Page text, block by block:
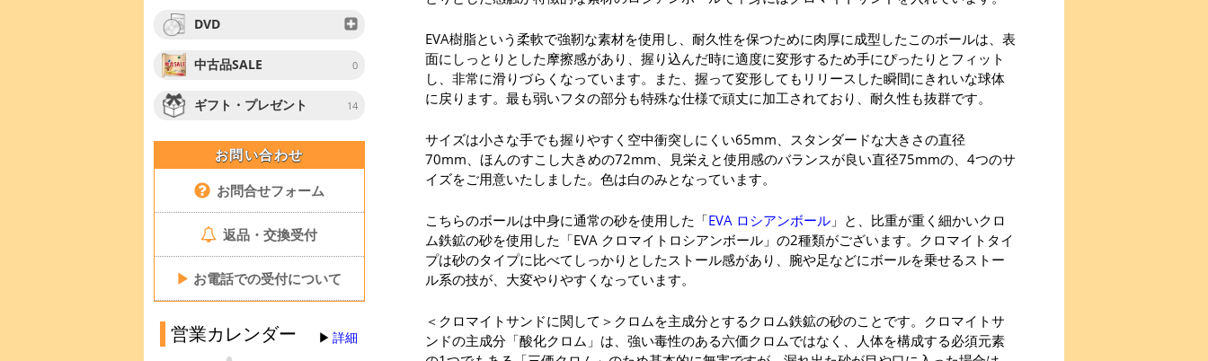
DVD
中古品SALE 0
ギフト・プレゼント 14
お問い合わせ
お問合せフォーム
返品・交換受付
▶ お電話での受付について
営業カレンダー 詳細
EVA樹脂という柔軟で強靭な素材を使用し、耐久性を保つために肉厚に成型したこのボールは、表
面にしっとりとした摩擦感があり、握り込んだ時に適度に変形するため手にぴったりとフィット
し、非常に滑りづらくなっています。また、握って変形してもリリースした瞬間にきれいな球体
に戻ります。最も弱いフタの部分も特殊な仕様で頑丈に加工されており、耐久性も抜群です。
サイズは小さな手でも握りやすく空中衝突しにくい65mm、スタンダードな大きさの直径
70mm、ほんのすこし大きめの72mm、見栄えと使用感のバランスが良い直径75mmの、4つのサ
イズをご用意いたしました。色は白のみとなっています。
こちらのボールは中身に通常の砂を使用した「EVA ロシアンボール 」と、比重が重く細かいクロ
ム鉄鉱の砂を使用した「EVA クロマイトロシアンボール」の2種類がございます。クロマイトタイ
プは砂のタイプに比べてしっかりとしたストール感があり、腕や足などにボールを乗せるストー
ル系の技が、大変やりやすくなっています。
＜クロマイトサンドに関して＞クロムを主成分とするクロム鉄鉱の砂のことです。クロマイトサ
ンドの主成分「酸化クロム」は、強い毒性のある六価クロムではなく、人体を構成する必須元素